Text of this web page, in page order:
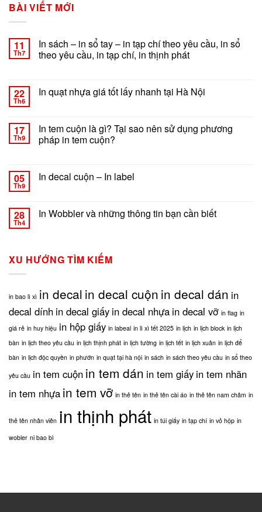
BÀI VIẾT MỚI
11
Th7
In sách – in sổ tay – in tạp chí theo yêu cầu, in sổ
theo yêu cầu, in tạp chí, in thịnh phát
sách
–
tay
–
theo
sổ
thịnh
phát
22
Th6
In quạt nhựa giá tốt lấy nhanh tại Hà Nội
quạt
nhựa
giá
nhanh
17
Th9
In tem cuộn là gì? Tại sao nên sử dụng phương
pháp in tem cuộn?
tem
cuộn
Tại
tem
cuộn?
05
Th9
In decal cuộn – In label
decal
cuộn
28
Th4
In Wobbler và những thông tin bạn cần biết
bạn
biết
XU HƯỚNG TÌM KIẾM
in bao lì xì in decal in decal cuộn in decal dán in
decal dính in decal giấy in decal nhựa in decal vỡ in flag in
giá rẻ in huy hiệu in hộp giấy in labeal in lì xì tết 2025 in lịch in lịch block in lịch
bàn in lịch theo yêu cầu in lịch thịnh phát in lịch tường in lịch tết in lịch xuân in lịch để
bàn in lịch độc quyền in phướn in quạt tại hà nội in sách in sách theo yêu cầu in sổ theo
yêu cầu in tem cuộn in tem dán in tem giấy in tem nhãn
in tem nhựa in tem vỡ in thẻ tên in thẻ tên cài áo in thẻ tên nam châm in
thẻ tên nhân viên in thịnh phát in túi giấy in tạp chí in vỏ hộp in
wobler ni bao bì